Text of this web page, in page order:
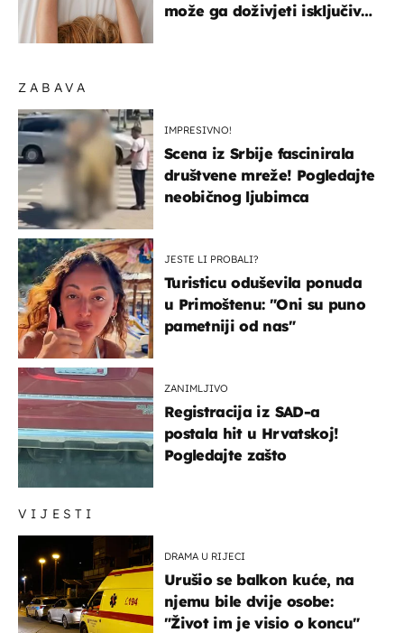
VIJESTI
DRAMA U RIJECI
Urušio se balkon kuće, na
njemu bile dvije osobe:
"Život im je visio o koncu"
ZABAVA
IMPRESIVNO!
Scena iz Srbije fascinirala
društvene mreže! Pogledajte
neobičnog ljubimca
JESTE LI PROBALI?
Turisticu oduševila ponuda
u Primoštenu: "Oni su puno
pametniji od nas"
ZANIMLJIVO
Registracija iz SAD-a
postala hit u Hrvatskoj!
Pogledajte zašto
može ga doživjeti isključivo